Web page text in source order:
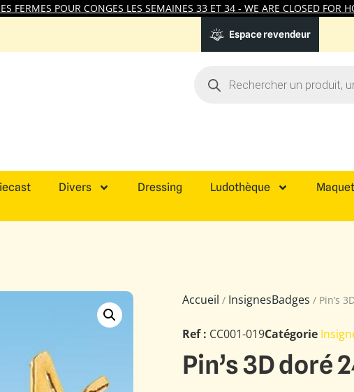
FERMES POUR CONGES LES SEMAINES 33 ET 34 - WE ARE CLOSED FOR
Espace revendeur
Divers Dressing Ludothèque
Accueil / InsignesBadges / Pin’s
Ref : CC001-019Catégorie
Pin’s 3D doré